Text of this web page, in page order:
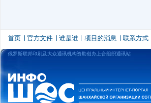
首页 官方文件 谁是谁 项目的消息 联系方式
俄罗斯联邦印刷及大众通讯机构资助创办上合组织通讯站